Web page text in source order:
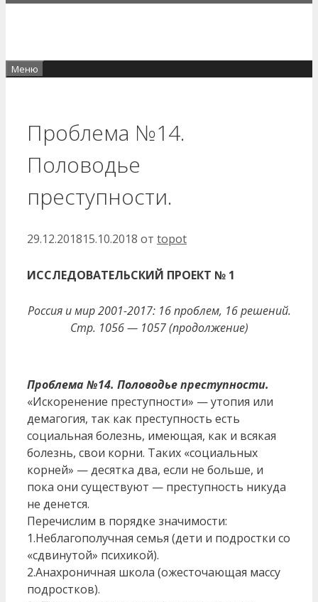
Меню
Проблема №14.
Половодье
преступности.
29.12.201815.10.2018 от topot
ИССЛЕДОВАТЕЛЬСКИЙ ПРОЕКТ № 1
Россия и мир 2001-2017: 16 проблем, 16 решений.
Стр. 1056 — 1057 (продолжение)
Проблема №14. Половодье преступности.
«Искоренение преступности» — утопия или
демагогия, так как преступность есть
социальная болезнь, имеющая, как и всякая
болезнь, свои корни. Таких «социальных
корней» — десятка два, если не больше, и
пока они существуют — преступность никуда
не денется.
Перечислим в порядке значимости:
1.Неблагополучная семья (дети и подростки со
«сдвинутой» психикой).
2.Анахроничная школа (ожесточающая массу
подростков).